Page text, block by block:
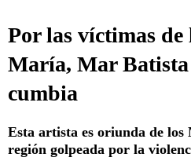
Por las víctimas de
María, Mar Batista
cumbia
Esta artista es oriunda de
región golpeada por la